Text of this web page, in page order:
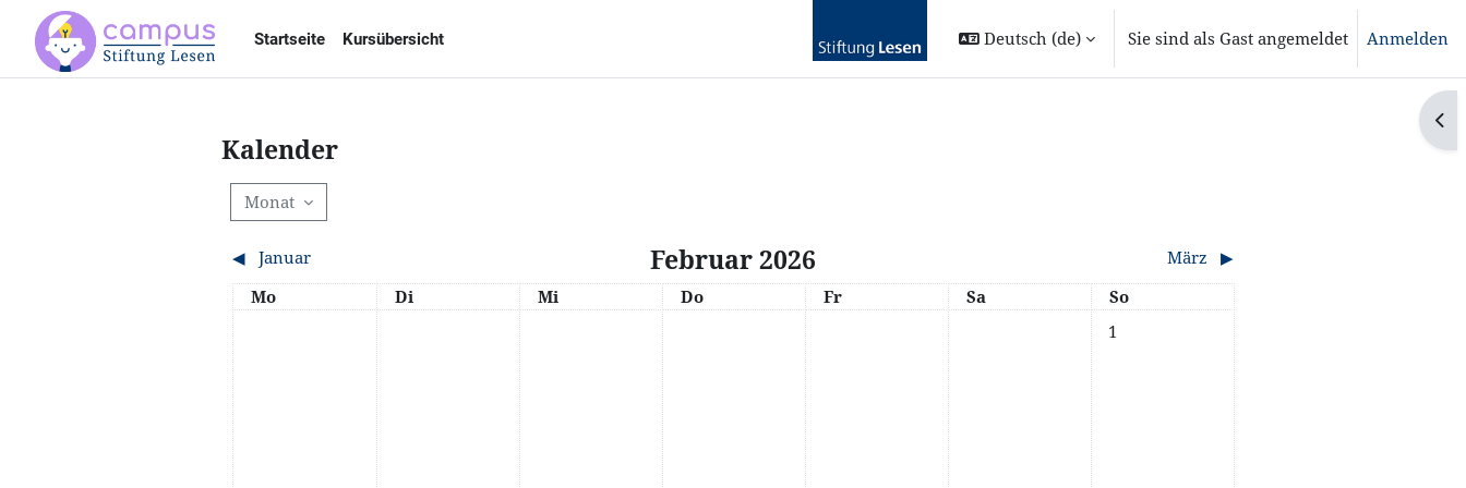
Zum Hauptinhalt
Startseite Kursübersicht Deutsch ‎(de)‎ Sie sind als Gast angemeldet Anmelden
Kalender
Monat
◀︎ Januar Februar 2026 März
▶︎
Montag
Mo Dienstag
Di Mittwoch
Mi Donnerstag
Do Freitag
Fr Samstag
Sa Sonntag
So
Keine Termine, Sonntag, 1. Februar
1